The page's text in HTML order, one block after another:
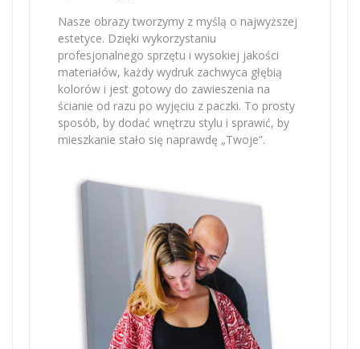
Nasze obrazy tworzymy z myślą o najwyższej
estetyce. Dzięki wykorzystaniu
profesjonalnego sprzętu i wysokiej jakości
materiałów, każdy wydruk zachwyca głębią
kolorów i jest gotowy do zawieszenia na
ścianie od razu po wyjęciu z paczki. To prosty
sposób, by dodać wnętrzu stylu i sprawić, by
mieszkanie stało się naprawdę „Twoje”.